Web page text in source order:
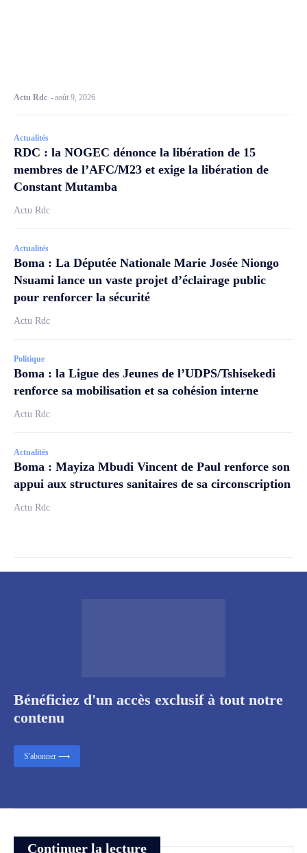
Actu Rdc -août 9, 2026
Actualités
RDC : la NOGEC dénonce la libération de 15
membres de l’AFC/M23 et exige la libération de
Constant Mutamba
Actu Rdc
Actualités
Boma : La Députée Nationale Marie Josée Niongo
Nsuami lance un vaste projet d’éclairage public
pour renforcer la sécurité
Actu Rdc
Politique
Boma : la Ligue des Jeunes de l’UDPS/Tshisekedi
renforce sa mobilisation et sa cohésion interne
Actu Rdc
Actualités
Boma : Mayiza Mbudi Vincent de Paul renforce son
appui aux structures sanitaires de sa circonscription
Actu Rdc
Continuer la lecture
Bénéficiez d'un accès exclusif à tout notre
contenu
S'abonner ⟶